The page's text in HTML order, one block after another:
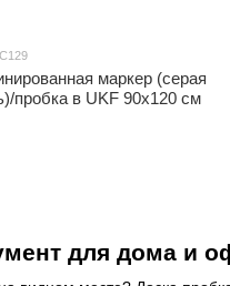
для дома и
маркер (серая
пробка в UKF 90х120 см